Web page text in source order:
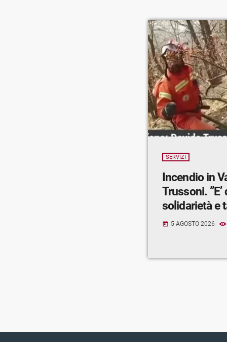
SERVIZI
Incendio in
Trussoni.
solidarietà e
today 5 AGOSTO 2026